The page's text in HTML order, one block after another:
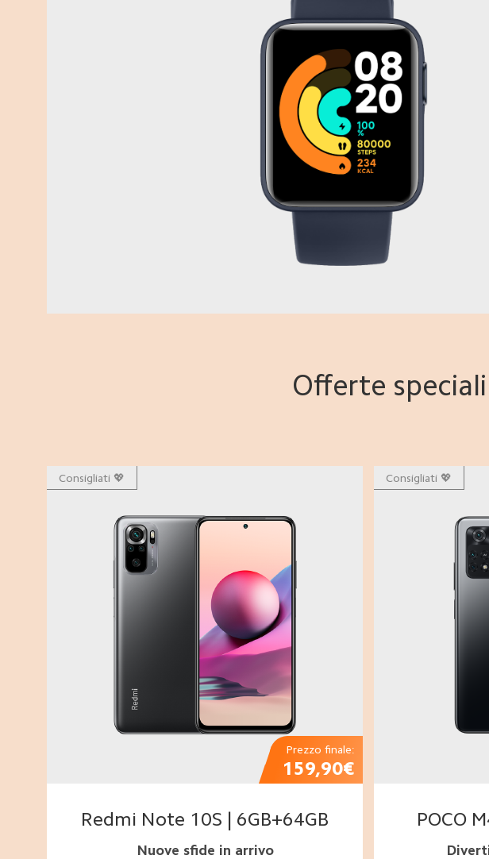
Offerte
Consigliati 💖
Prezzo finale:
159,90€
Redmi Note 10S | 6GB+64GB
Nuove sfide in arrivo
Consigliati 💖
POCO